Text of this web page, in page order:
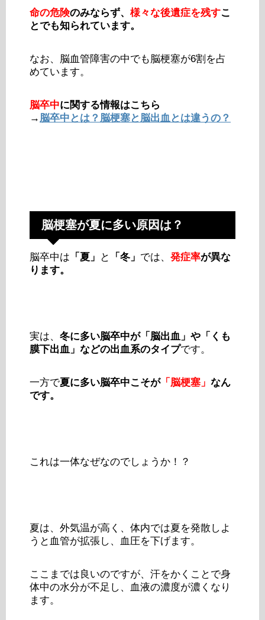
命の危険のみならず、 様々な後遺症を残すこ
とでも知られています。
なお、脳血管障害の中でも脳梗塞が6割を占
めています。
脳卒中に関する情報はこちら
→ 脳卒中とは？脳梗塞と脳出血とは違うの？
脳梗塞が夏に多い原因は？
脳卒中は 「夏」 と 「冬」 では、 発症率が異な
ります。
実は、 冬に多い脳卒中が「脳出血」や「くも
膜下出血」などの出血系のタイプです。
一方で夏に多い脳卒中こそが「脳梗塞」 なん
です。
これは一体なぜなのでしょうか！？
夏は、外気温が高く、体内では夏を発散しよ
うと血管が拡張し、血圧を下げます。
ここまでは良いのですが、汗をかくことで身
体中の水分が不足し、血液の濃度が濃くなり
ます。